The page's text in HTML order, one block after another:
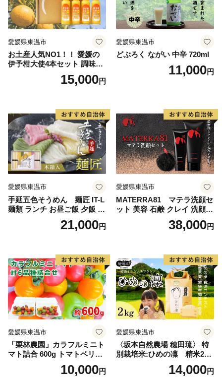
愛媛県東温市
お土産人気NO1！！ 愛媛の
伊予柑大使4本セット 調味料
ドレッシング サラダ いよか
ん 愛媛産 カルパッチョ
15,000円
愛媛県東温市
どぶろく ながい 中辛 720ml
11,000円
愛媛県東温市
手延五色そうめん 麺匠 IT-L
麺類 ランチ お昼ご飯 夕飯 晩
御飯 手延べそうめん そうめ
ん詰合せ 華やか 贈り物
21,000円
愛媛県東温市
MATERRA81 マテラ洗顔セ
ット 美容 石鹸 クレイ 洗顔フ
ォーム マテラ 泡立てネット
38,000円
愛媛県東温市
「栗林農園」カラフルミニト
マト詰合 600g トマトベリー
ピーチチェリー イエローミ
ミ サングリーン トスカーナ
10,000円
愛媛県東温市
〈坂本自然農場 穂田琉〉 特
別栽培米:ひめの凜 精米2kg
ご飯 お弁当 おにぎり 冷めて
も美味しい 愛媛県産 県知事
14,000円